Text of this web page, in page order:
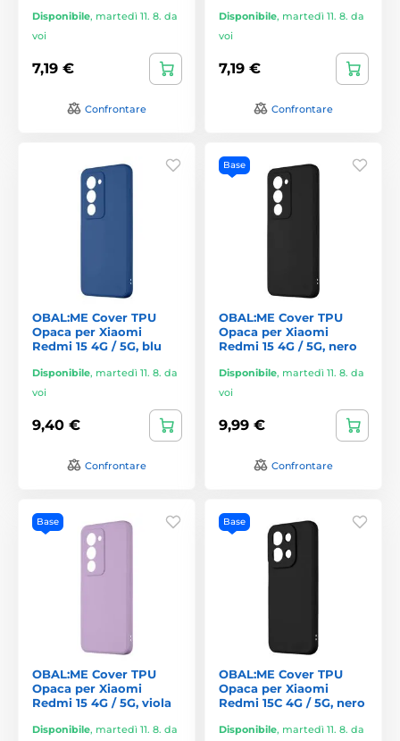
Disponibile, martedì 11. 8. da
voi
7,19 €
Confrontare
Disponibile, martedì 11. 8. da
voi
7,19 €
Confrontare
OBAL:ME Cover TPU
Opaca per Xiaomi
Redmi 15 4G / 5G, blu
Disponibile, martedì 11. 8. da
voi
9,40 €
Confrontare
Base
OBAL:ME Cover TPU
Opaca per Xiaomi
Redmi 15 4G / 5G, nero
Disponibile, martedì 11. 8. da
voi
9,99 €
Confrontare
Base
OBAL:ME Cover TPU
Opaca per Xiaomi
Redmi 15 4G / 5G, viola
Disponibile, martedì 11. 8. da
Base
OBAL:ME Cover TPU
Opaca per Xiaomi
Redmi 15C 4G / 5G, nero
Disponibile, martedì 11. 8. da